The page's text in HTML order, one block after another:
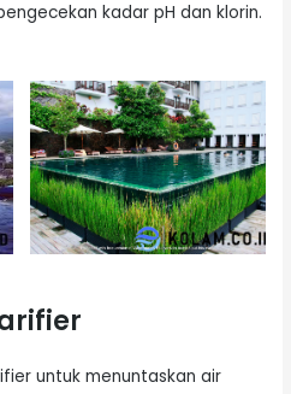
kadar pH dan klorin.
untuk menuntaskan air